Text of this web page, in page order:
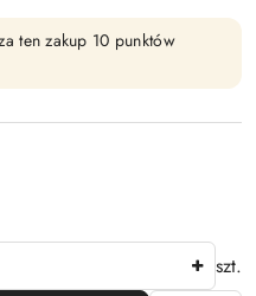
ten zakup 10 punktów
szt.